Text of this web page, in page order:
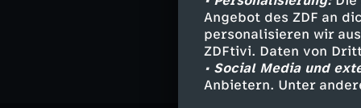
Angebot des ZDF an
personalisieren wir
ZDFtivi. Daten von
• Social Media und
Anbietern. Unter